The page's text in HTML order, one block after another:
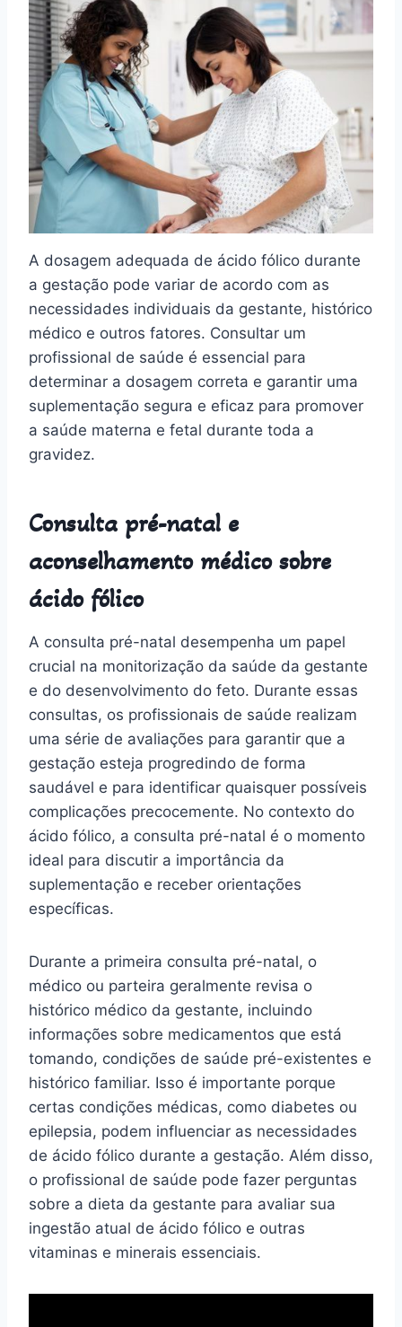
A dosagem adequada de ácido fólico durante
a gestação pode variar de acordo com as
necessidades individuais da gestante, histórico
médico e outros fatores. Consultar um
profissional de saúde é essencial para
determinar a dosagem correta e garantir uma
suplementação segura e eficaz para promover
a saúde materna e fetal durante toda a
gravidez.
Consulta pré-natal e
aconselhamento médico sobre
ácido fólico
A consulta pré-natal desempenha um papel
crucial na monitorização da saúde da gestante
e do desenvolvimento do feto. Durante essas
consultas, os profissionais de saúde realizam
uma série de avaliações para garantir que a
gestação esteja progredindo de forma
saudável e para identificar quaisquer possíveis
complicações precocemente. No contexto do
ácido fólico, a consulta pré-natal é o momento
ideal para discutir a importância da
suplementação e receber orientações
específicas.
Durante a primeira consulta pré-natal, o
médico ou parteira geralmente revisa o
histórico médico da gestante, incluindo
informações sobre medicamentos que está
tomando, condições de saúde pré-existentes e
histórico familiar. Isso é importante porque
certas condições médicas, como diabetes ou
epilepsia, podem influenciar as necessidades
de ácido fólico durante a gestação. Além disso,
o profissional de saúde pode fazer perguntas
sobre a dieta da gestante para avaliar sua
ingestão atual de ácido fólico e outras
vitaminas e minerais essenciais.